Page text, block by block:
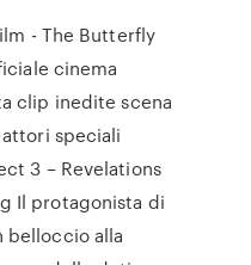
- The Butterfly
cinema
clip inedite scena
speciali
3 – Revelations
Il protagonista di
belloccio alla